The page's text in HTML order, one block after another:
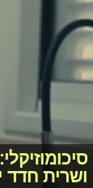
ושרית חדד